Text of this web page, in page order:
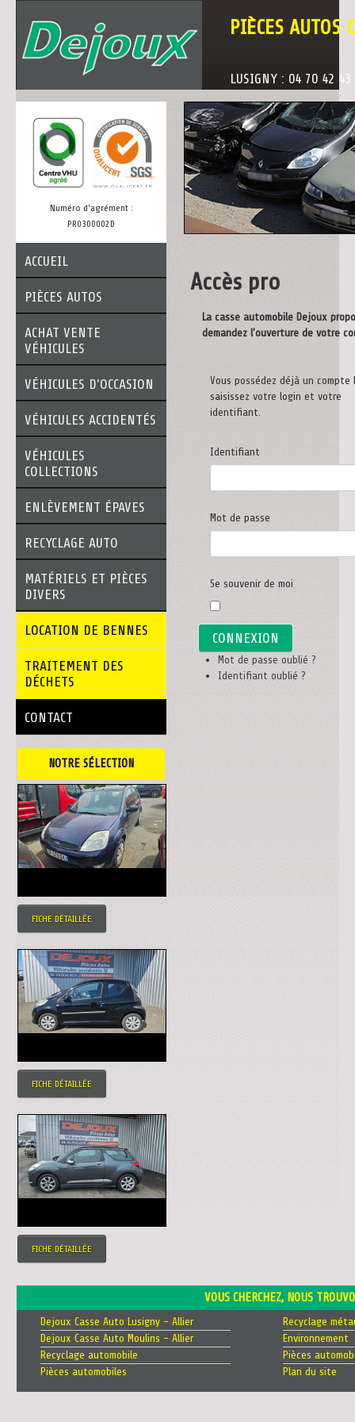
PIÈCES AUTOS
LUSIGNY : 04 70 42
Numéro d'agrément :
PR0300002D
ACCUEIL
PIÈCES AUTOS
ACHAT VENTE
VÉHICULES
VÉHICULES D'OCCASION
VÉHICULES ACCIDENTÉS
VÉHICULES
COLLECTIONS
ENLÈVEMENT ÉPAVES
RECYCLAGE AUTO
MATÉRIELS ET PIÈCES
DIVERS
LOCATION DE BENNES
TRAITEMENT DES
DÉCHETS
CONTACT
NOTRE SÉLECTION
FICHE DÉTAILLÉE
FICHE DÉTAILLÉE
FICHE DÉTAILLÉE
Accès pro
La casse automobile Dejoux
demandez l’ouverture de votre
Vous possédez déjà un compte
saisissez votre login et votre
identifiant.
Identifiant
Mot de passe
Se souvenir de moi
Mot de passe oublié ?
Identifiant oublié ?
VOUS CHERCHEZ, NOUS
Dejoux Casse Auto Lusigny - Allier
Dejoux Casse Auto Moulins - Allier
Recyclage automobile
Pièces automobiles
Recyclage
Environnement
Pièces
Plan du site